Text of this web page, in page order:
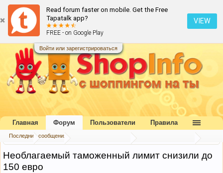
Read forum faster on mobile. Get the Free
Tapatalk app?
FREE - on Google Play
VIEW
Войти или зарегистрироваться
Главная Форум
Необлагаемый таможенный лимит снизили до
150 евро
Главная Форум
Последние сообщения
Пользователи Правила